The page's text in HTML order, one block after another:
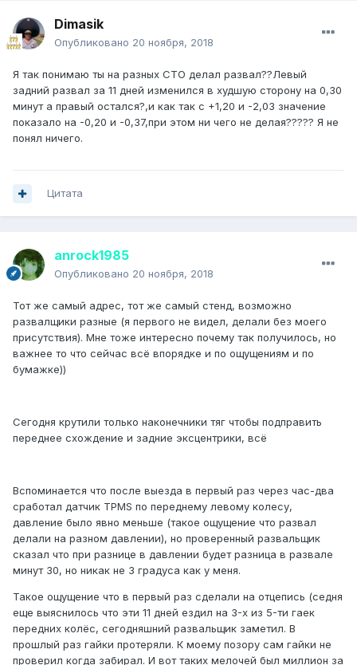
Dimasik
Опубликовано 20 ноября, 2018
Я так понимаю ты на разных СТО делал развал??Левый
задний развал за 11 дней изменился в худшую сторону на 0,30
минут а правый остался?,и как так с +1,20 и -2,03 значение
показало на -0,20 и -0,37,при этом ни чего не делая????? Я не
понял ничего.
Цитата
anrock1985
Опубликовано 20 ноября, 2018
Тот же самый адрес, тот же самый стенд, возможно
развалщики разные (я первого не видел, делали без моего
присутствия). Мне тоже интересно почему так получилось, но
важнее то что сейчас всё впорядке и по ощущениям и по
бумажке))
Сегодня крутили только наконечники тяг чтобы подправить
переднее схождение и задние эксцентрики, всё
Вспоминается что после выезда в первый раз через час-два
сработал датчик TPMS по переднему левому колесу,
давление было явно меньше (такое ощущение что развал
делали на разном давлении), но проверенный развальщик
сказал что при разнице в давлении будет разница в развале
минут 30, но никак не 3 градуса как у меня.
Такое ощущение что в первый раз сделали на отцепись (седня
еще выяснилось что эти 11 дней ездил на 3-х из 5-ти гаек
передних колёс, сегодняшний развальщик заметил. В
прошлый раз гайки протеряли. К моему позору сам гайки не
проверил когда забирал. И вот таких мелочей был миллион за